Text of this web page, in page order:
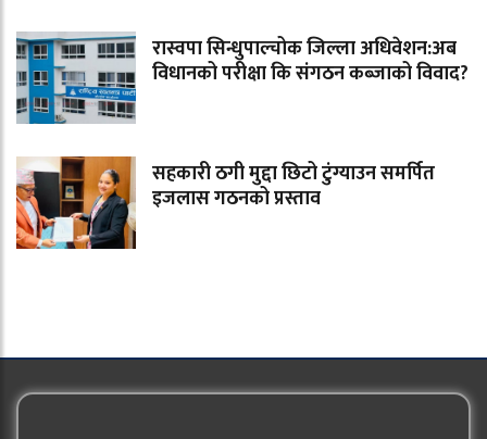
रास्वपा सिन्धुपाल्चोक जिल्ला अधिवेशन:अब
विधानको परीक्षा कि संगठन कब्जाको विवाद?
सहकारी ठगी मुद्दा छिटो टुंग्याउन समर्पित
इजलास गठनको प्रस्ताव